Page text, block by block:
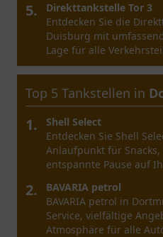
5.
Direkttankstelle Tor 3
Entdecken Sie die
Duisburg mit
Lage für alle
Top 5 Tankstellen in
1.
Shell Select
Entdecken Sie Shell
Anlaufpunkt für
entspannte Pause auf
2.
BAVARIA petrol
BAVARIA petrol in
Service, vielfältige
Atmosphäre für alle